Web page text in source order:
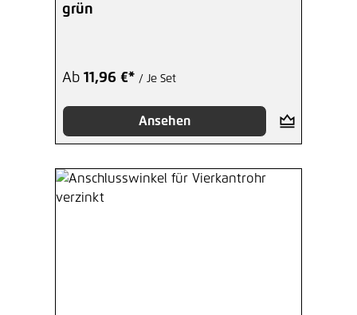
grün
Ab 11,96 €* / Je Set
Ansehen